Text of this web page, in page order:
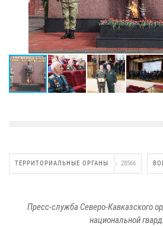
ТЕРРИТОРИАЛЬНЫЕ ОРГАНЫ 28566
Пресс-служба Северо-Кавказского
национальной